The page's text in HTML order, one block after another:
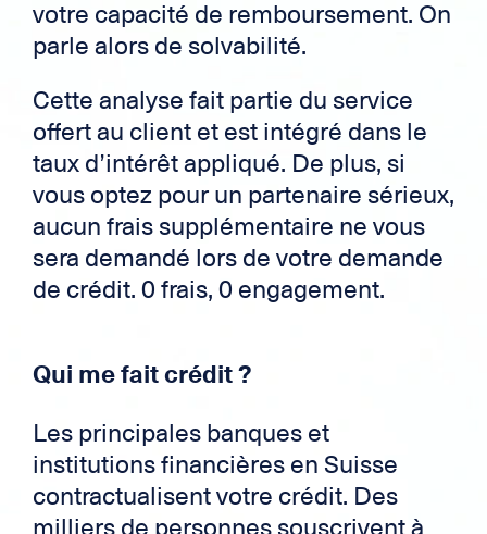
votre capacité de remboursement. On
parle alors de solvabilité.
Cette analyse fait partie du service
offert au client et est intégré dans le
taux d’intérêt appliqué. De plus, si
vous optez pour un partenaire sérieux,
aucun frais supplémentaire ne vous
sera demandé lors de votre demande
de crédit. 0 frais, 0 engagement.
Qui me fait crédit ?
Les principales banques et
institutions financières en Suisse
contractualisent votre crédit. Des
milliers de personnes souscrivent à